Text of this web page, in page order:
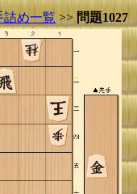
詰め一覧 >> 問題1027